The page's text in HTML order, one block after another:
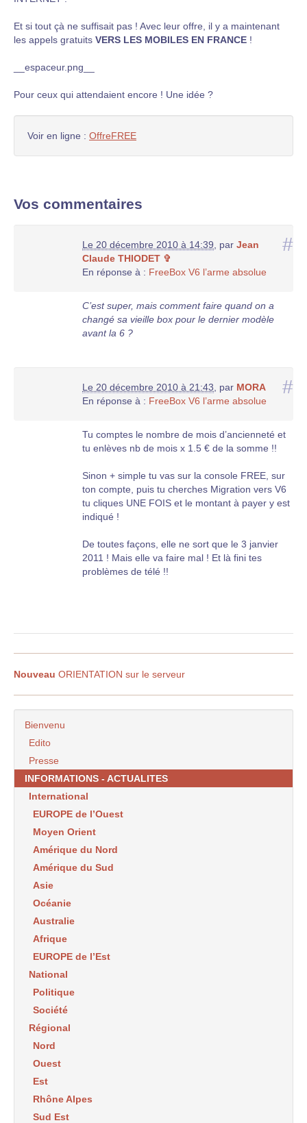
Et si tout çà ne suffisait pas ! Avec leur offre, il y a maintenant
les appels gratuits VERS LES MOBILES EN FRANCE !
__espaceur.png__
Pour ceux qui attendaient encore ! Une idée ?
Voir en ligne : OffreFREE
Vos commentaires
#
Le 20 décembre 2010 à 14:39 par Jean
Claude THIODET ✞
En réponse à : FreeBox V6 l’arme absolue
C’est super, mais comment faire quand on a
changé sa vieille box pour le dernier modèle
avant la 6 ?
#
Le 20 décembre 2010 à 21:43 par MORA
En réponse à : FreeBox V6 l’arme absolue
Tu comptes le nombre de mois d’ancienneté et
tu enlèves nb de mois x 1.5 € de la somme !!
Sinon + simple tu vas sur la console FREE, sur
ton compte, puis tu cherches Migration vers V6
tu cliques UNE FOIS et le montant à payer y est
indiqué !
De toutes façons, elle ne sort que le 3 janvier
2011 ! Mais elle va faire mal ! Et là fini tes
problèmes de télé !!
Nouveau ORIENTATION sur le serveur
Bienvenu
Edito
Presse
INFORMATIONS - ACTUALITES
International
EUROPE de l’Ouest
Moyen Orient
Amérique du Nord
Amérique du Sud
Asie
Océanie
Australie
Afrique
EUROPE de l’Est
National
Politique
Société
Régional
Nord
Ouest
Est
Rhône Alpes
Sud Est